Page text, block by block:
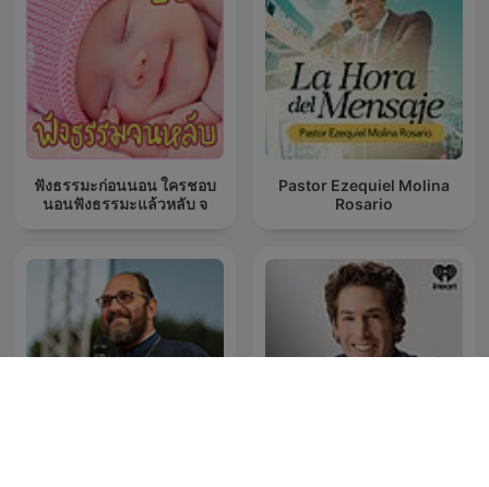
ฟังธรรมะก่อนนอน ใครชอบ
นอนฟังธรรมะแล้วหลับ จ
Pastor Ezequiel Molina
Rosario